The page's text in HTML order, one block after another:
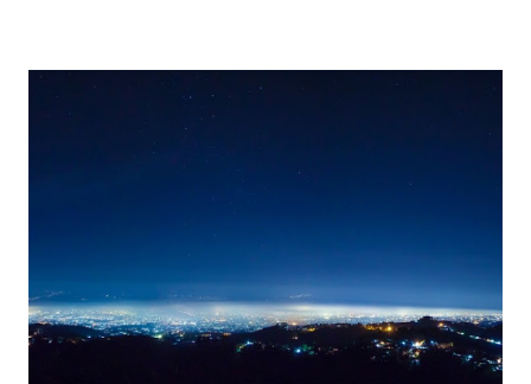
INDONESIA akan menjadi mitra terbaik anda berupa jasa eo
yang akan membantu merancang program, pemilihan lokasi